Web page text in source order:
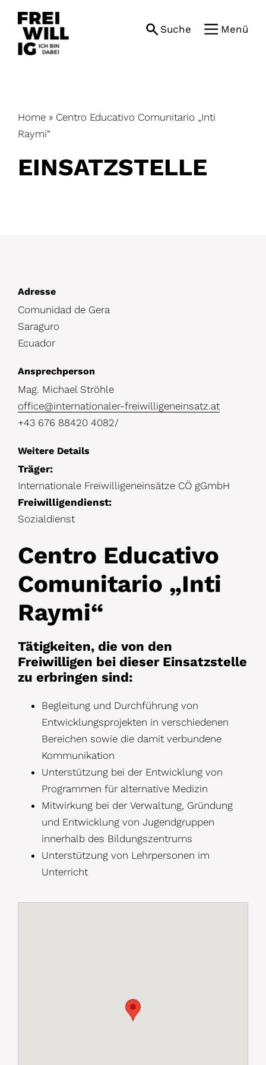
content
Suche Menü
Home » Centro Educativo Comunitario „Inti
Raymi“
EINSATZ­STELLE
D
e
t
a
i
l
s
Adresse
Comunidad de Gera
Saraguro
Ecuador
Ansprechperson
Mag. Michael Ströhle
office@internationaler-freiwilligeneinsatz.at
+43 676 88420 4082/
Weitere Details
Träger:
Internationale Freiwilligeneinsätze CÖ gGmbH
Freiwilligendienst:
Sozialdienst
Centro Educativo
Comunitario „Inti
Raymi“
Tätigkeiten, die von den
Freiwilligen bei dieser Einsatzstelle
zu erbringen sind:
Begleitung und Durchführung von
Entwicklungsprojekten in verschiedenen
Bereichen sowie die damit verbundene
Kommunikation
Unterstützung bei der Entwicklung von
Programmen für alternative Medizin
Mitwirkung bei der Verwaltung, Gründung
und Entwicklung von Jugendgruppen
innerhalb des Bildungszentrums
Unterstützung von Lehrpersonen im
Unterricht